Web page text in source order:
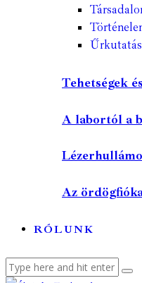
Űrkutatás
Tehetségek
A labortól a
Az
RÓLUNK